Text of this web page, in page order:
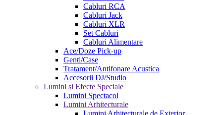
Cabluri RCA
Cabluri Jack
Cabluri XLR
Set Cabluri
Cabluri Alimentare
Ace/Doze Pick-up
Genti/Case
Tratament/Antifonare Acustica
Accesorii DJ/Studio
Lumini și Efecte Speciale
Lumini Spectacol
Lumini Arhitecturale
Lumini Arhitecturale de Exterior